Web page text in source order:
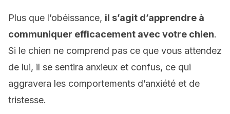
Plus que l’obéissance, il s’agit d’apprendre à
communiquer efficacement avec votre chien.
Si le chien ne comprend pas ce que vous attendez
de lui, il se sentira anxieux et confus, ce qui
aggravera les comportements d’anxiété et de
tristesse.